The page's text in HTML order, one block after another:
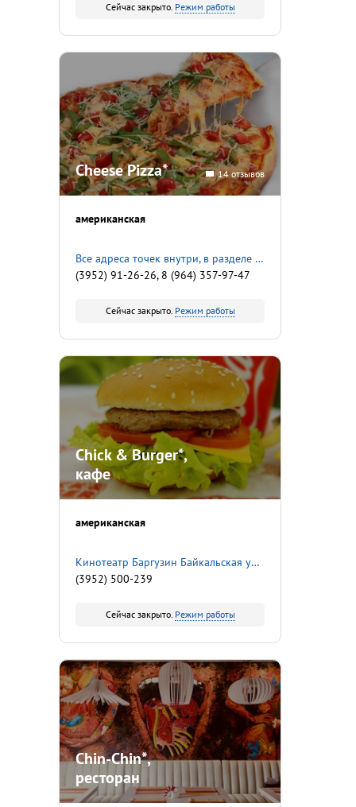
Сейчас закрыто. Режим работы
Cheese Pizza* 14 отзывов
американская
Все адреса точек внутри, в разделе «О заведении»
(3952) 91-26-26, 8 (964) 357-97-47
Сейчас закрыто. Режим работы
Chick & Burger*,
кафе
американская
​Кинотеатр Баргузин​ Байкальская улица, 107
(3952) 500-239
Сейчас закрыто. Режим работы
Chin-Chin*,
ресторан